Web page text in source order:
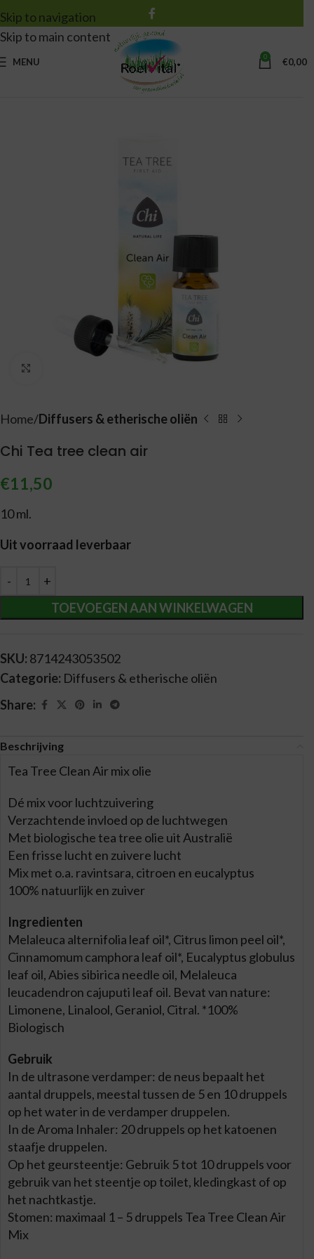
Skip to navigation
Skip to main content
MENU 0 €0,00
Home Diffusers & etherische oliën
Chi Tea tree clean air
€11,50
10 ml.
Uit voorraad leverbaar
TOEVOEGEN AAN WINKELWAGEN
Alternative:
SKU: 8714243053502
Categorie: Diffusers & etherische oliën
Share:
Beschrijving
Tea Tree Clean Air mix olie
Dé mix voor luchtzuivering
Verzachtende invloed op de luchtwegen
Met biologische tea tree olie uit Australië
Een frisse lucht en zuivere lucht
Mix met o.a. ravintsara, citroen en eucalyptus
100% natuurlijk en zuiver
Ingredienten
Melaleuca alternifolia leaf oil*, Citrus limon peel oil*,
Cinnamomum camphora leaf oil*, Eucalyptus globulus
leaf oil, Abies sibirica needle oil, Melaleuca
leucadendron cajuputi leaf oil. Bevat van nature:
Limonene, Linalool, Geraniol, Citral. *100%
Biologisch
Gebruik
In de ultrasone verdamper: de neus bepaalt het
aantal druppels, meestal tussen de 5 en 10 druppels
op het water in de verdamper druppelen.
In de Aroma Inhaler: 20 druppels op het katoenen
staafje druppelen.
Op het geursteentje: Gebruik 5 tot 10 druppels voor
gebruik van het steentje op toilet, kledingkast of op
het nachtkastje.
Stomen: maximaal 1 – 5 druppels Tea Tree Clean Air
Mix